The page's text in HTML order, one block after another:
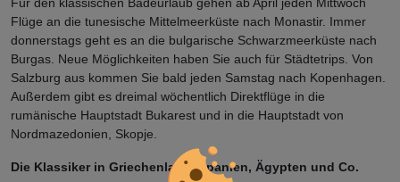
Flüge an die tunesische Mittelmeerküste nach Monastir. Immer
donnerstags geht es an die bulgarische Schwarzmeerküste nach
Burgas. Neue Möglichkeiten haben Sie auch für Städtetrips. Von
Salzburg aus kommen Sie bald jeden Samstag nach Kopenhagen.
Außerdem gibt es dreimal wöchentlich Direktflüge in die
rumänische Hauptstadt Bukarest und in die Hauptstadt von
Nordmazedonien, Skopje.
Die Klassiker in Griechenland, Spanien, Ägypten und Co.